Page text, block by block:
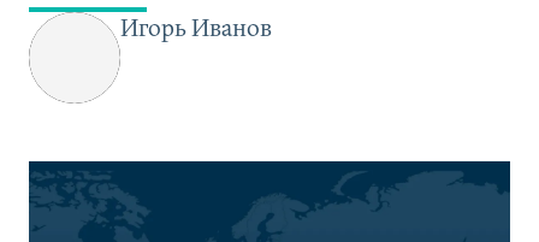
Игорь Иванов